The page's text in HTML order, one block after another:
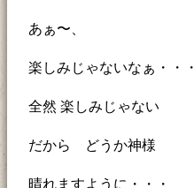
あぁ〜、
楽しみじゃないなぁ・・・
全然 楽しみじゃない
だから どうか神様
晴れますように・・・